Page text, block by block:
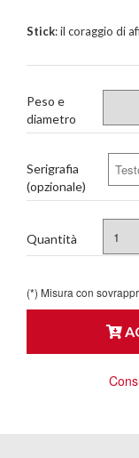
Stick: il coraggio di
Peso e
diametro
Serigrafia
(opzionale)
Quantità
(*) Misura con